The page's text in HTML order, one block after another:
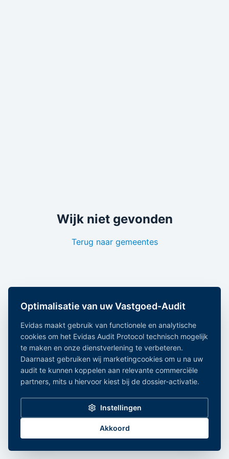
Wijk niet gevonden
Terug naar gemeentes
Optimalisatie van uw Vastgoed-Audit
Evidas maakt gebruik van functionele en analytische
cookies om het Evidas Audit Protocol technisch mogelijk
te maken en onze dienstverlening te verbeteren.
Daarnaast gebruiken wij marketingcookies om u na uw
audit te kunnen koppelen aan relevante commerciële
partners, mits u hiervoor kiest bij de dossier-activatie.
Instellingen
Akkoord